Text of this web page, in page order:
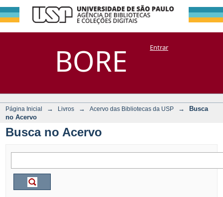
BORE
Busca no Acervo
DSpace/Manakin + CoriscoEntrar
Página Inicial → Livros → Acervo das Bibliotecas da USP →
Busca
no Acervo
Busca no Acervo